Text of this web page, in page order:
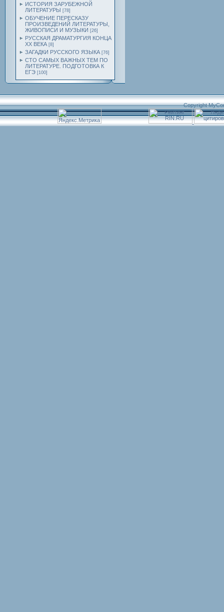
ИСТОРИЯ ЗАРУБЕЖНОЙ
ЛИТЕРАТУРЫ [78]
ОБУЧЕНИЕ ПЕРЕСКАЗУ
ПРОИЗВЕДЕНИЙ ЛИТЕРАТУРЫ,
ЖИВОПИСИ И МУЗЫКИ [26]
РУССКАЯ ДРАМАТУРГИЯ КОНЦА
ХХ ВЕКА [8]
ЗАГАДКИ РУССКОГО ЯЗЫКА [76]
СТО САМЫХ ВАЖНЫХ ТЕМ ПО
ЛИТЕРАТУРЕ. ПОДГОТОВКА К
ЕГЭ [100]
Copyright